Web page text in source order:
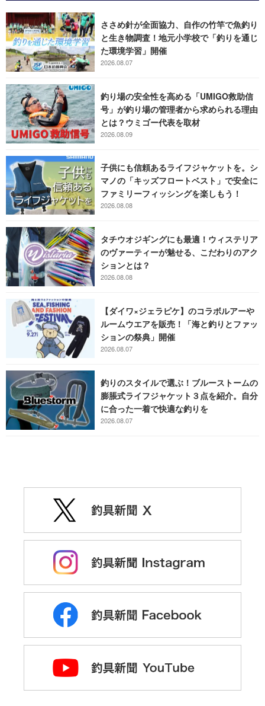
ささめ針が全面協力、自作の竹竿で魚釣り
と生き物調査！地元小学校で「釣りを通じ
た環境学習」開催
2026.08.07
釣り場の安全性を高める「UMIGO救助信
号」が釣り場の管理者から求められる理由
とは？ウミゴー代表を取材
2026.08.09
子供にも信頼あるライフジャケットを。シ
マノの「キッズフロートベスト」で安全に
ファミリーフィッシングを楽しもう！
2026.08.08
タチウオジギングにも最適！ウィステリア
のヴァーティーが魅せる、こだわりのアク
ションとは？
2026.08.08
【ダイワ×ジェラピケ】のコラボルアーや
ルームウエアを販売！「海と釣りとファッ
ションの祭典」開催
2026.08.07
釣りのスタイルで選ぶ！ブルーストームの
膨脹式ライフジャケット３点を紹介。自分
に合った一着で快適な釣りを
2026.08.07